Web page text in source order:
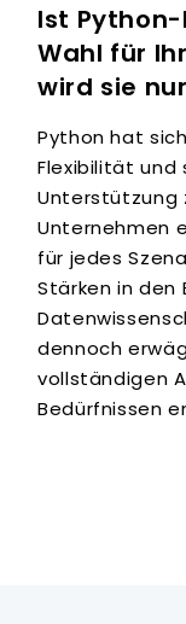
Ist
Wahl für
wird sie
Python hat
Flexibilität
Unterstützung
Unternehmen
für jedes
Stärken in den
dennoch
vollständigen
Bedürfnissen